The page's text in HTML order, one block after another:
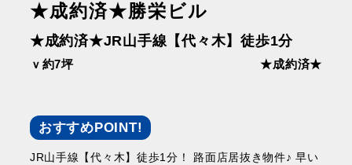
★成約済★勝栄ビル
★成約済★JR山手線【代々木】徒歩1分
ｖ約7坪 ★成約済★
おすすめPOINT!
JR山手線【代々木】徒歩1分！ 路面店居抜き物件♪ 早い